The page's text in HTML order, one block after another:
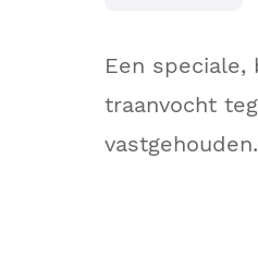
Een speciale,
traanvocht
vastgehouden.